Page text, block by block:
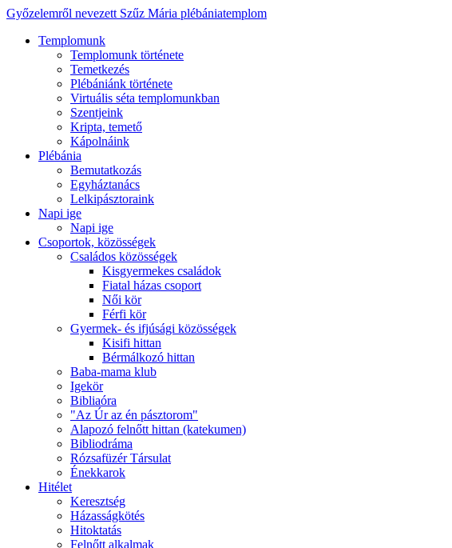
Győzelemről nevezett Szűz Mária plébániatemplom
Templomunk
Templomunk története
Temetkezés
Plébániánk története
Virtuális séta templomunkban
Szentjeink
Kripta, temető
Kápolnáink
Plébánia
Bemutatkozás
Egyháztanács
Lelkipásztoraink
Napi ige
Napi ige
Csoportok, közösségek
Családos közösségek
Kisgyermekes családok
Fiatal házas csoport
Női kör
Férfi kör
Gyermek- és ifjúsági közösségek
Kisifi hittan
Bérmálkozó hittan
Baba-mama klub
Igekör
Bibliaóra
"Az Úr az én pásztorom"
Alapozó felnőtt hittan (katekumen)
Bibliodráma
Rózsafüzér Társulat
Énekkarok
Hitélet
Keresztség
Házasságkötés
Hitoktatás
Felnőtt alkalmak